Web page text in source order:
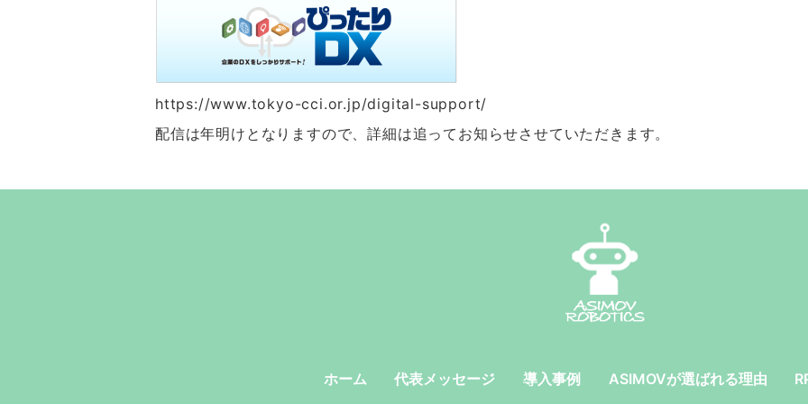
https://www.tokyo-cci.or.jp/digital-support/
配信は年明けとなりますので、詳細は追ってお知らせさせていただきます。
ホーム 代表メッセージ 導入事例 ASIMOVが選ばれる理由